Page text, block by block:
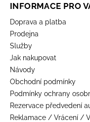
INFORMACE PRO
Doprava a platba
Prodejna
Služby
Jak nakupovat
Návody
Obchodní podmínky
Podmínky ochrany
Rezervace předvedení
Reklamace / Vrácení /